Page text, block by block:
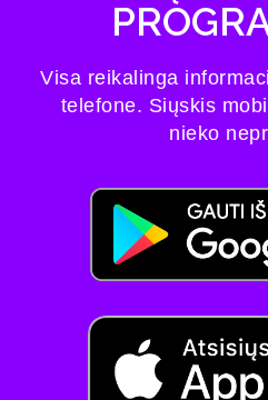
Visa reikalinga
telefone. Siųskis
nieko